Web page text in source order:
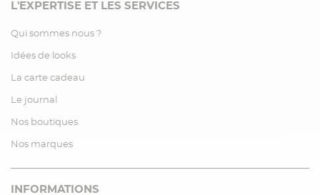
L'EXPERTISE ET LES SERVICES
Qui sommes nous ?
Idées de looks
La carte cadeau
Le journal
Nos boutiques
Nos marques
INFORMATIONS